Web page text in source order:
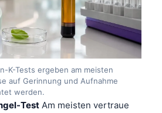
K-Tests ergeben am meisten
auf Gerinnung und Aufnahme
werden.
Test Am meisten vertraue